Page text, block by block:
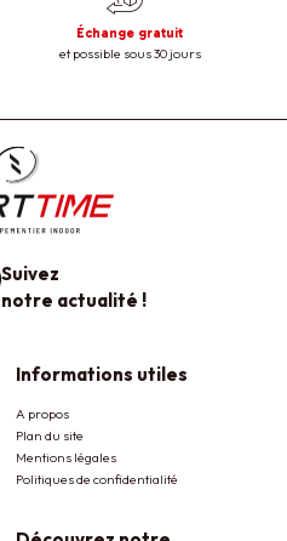
Échange gratuit
et possible sous 30 jours
Suivez
notre actualité !
Informations utiles
A propos
Plan du site
Mentions légales
Politiques de confidentialité